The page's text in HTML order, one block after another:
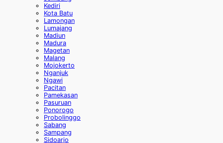
Kediri
Kota Batu
Lamongan
Lumajang
Madiun
Madura
Magetan
Malang
Mojokerto
Nganjuk
Ngawi
Pacitan
Pamekasan
Pasuruan
Ponorogo
Probolinggo
Sabang
Sampang
Sidoarjo